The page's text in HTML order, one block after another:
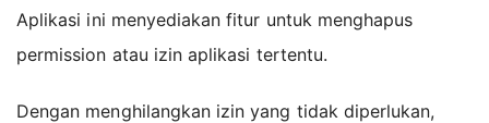
Aplikasi ini menyediakan fitur untuk menghapus
permission atau izin aplikasi tertentu.
Dengan menghilangkan izin yang tidak diperlukan,